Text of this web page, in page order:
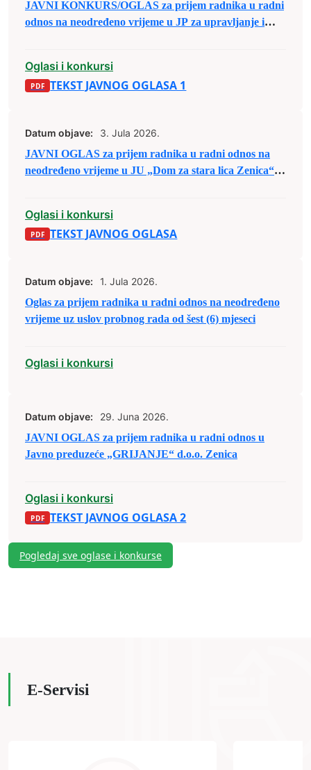
JAVNI KONKURS/OGLAS za prijem radnika u radni
odnos na neodređeno vrijeme u JP za upravljanje i
Oglasi i konkursi
TEKST JAVNOG OGLASA 1
Datum objave:
3. Jula 2026.
JAVNI OGLAS za prijem radnika u radni odnos na
neodređeno vrijeme u JU „Dom za stara lica Zenica“
Oglasi i konkursi
TEKST JAVNOG OGLASA
Datum objave:
1. Jula 2026.
Oglas za prijem radnika u radni odnos na neodređeno
vrijeme uz uslov probnog rada od šest (6) mjeseci
Oglasi i konkursi
Datum objave:
29. Juna 2026.
JAVNI OGLAS za prijem radnika u radni odnos u
Javno preduzeće „GRIJANJE“ d.o.o. Zenica
Oglasi i konkursi
TEKST JAVNOG OGLASA 2
Pogledaj sve oglase i konkurse
E-Servisi